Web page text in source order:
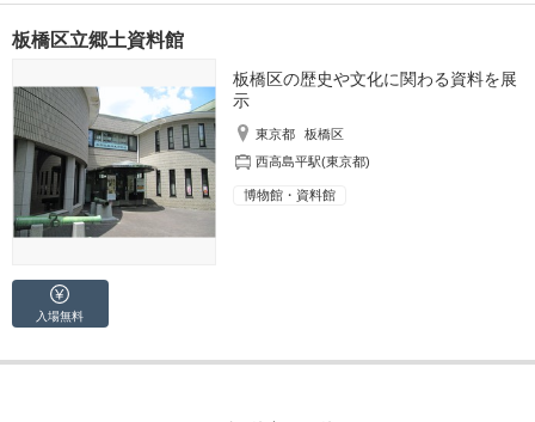
板橋区立郷土資料館
板橋区の歴史や文化に関わる資料を展
示
東京都
板橋区
西高島平駅(東京都)
博物館・資料館
入場無料